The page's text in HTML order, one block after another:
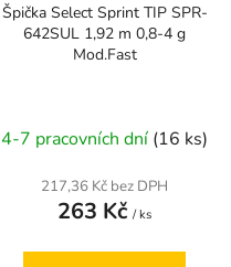
Špička Select Sprint TIP SPR-
642SUL 1,92 m 0,8-4 g
Mod.Fast
4-7 pracovních dní (16 ks)
217,36 Kč bez DPH
263 Kč / ks